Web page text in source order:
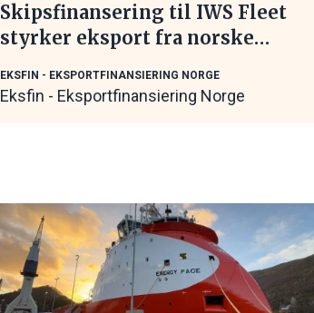
Skipsfinansering til IWS Fleet
styrker eksport fra norske
EKSFIN - EKSPORTFINANSIERING NORGE
Eksfin - Eksportfinansiering Norge